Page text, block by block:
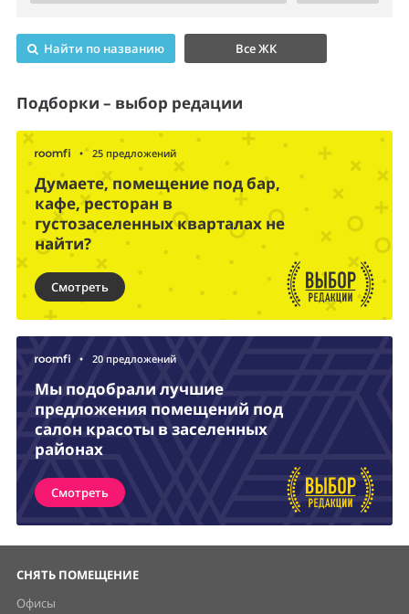
Найти по названию Все ЖК
Подборки – выбор редации
• 25 предложений
Думаете, помещение под бар,
кафе, ресторан в
густозаселенных кварталах не
найти?
Смотреть
• 20 предложений
Мы подобрали лучшие
предложения помещений под
салон красоты в заселенных
районах
Смотреть
СНЯТЬ ПОМЕЩЕНИЕ
Офисы